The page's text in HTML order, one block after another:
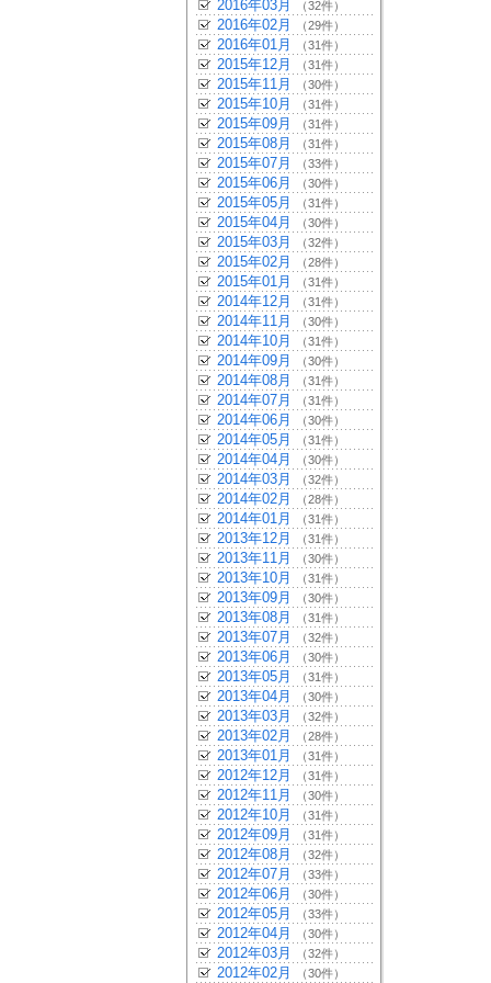
2016年03月 （32件）
2016年02月 （29件）
2016年01月 （31件）
2015年12月 （31件）
2015年11月 （30件）
2015年10月 （31件）
2015年09月 （31件）
2015年08月 （31件）
2015年07月 （33件）
2015年06月 （30件）
2015年05月 （31件）
2015年04月 （30件）
2015年03月 （32件）
2015年02月 （28件）
2015年01月 （31件）
2014年12月 （31件）
2014年11月 （30件）
2014年10月 （31件）
2014年09月 （30件）
2014年08月 （31件）
2014年07月 （31件）
2014年06月 （30件）
2014年05月 （31件）
2014年04月 （30件）
2014年03月 （32件）
2014年02月 （28件）
2014年01月 （31件）
2013年12月 （31件）
2013年11月 （30件）
2013年10月 （31件）
2013年09月 （30件）
2013年08月 （31件）
2013年07月 （32件）
2013年06月 （30件）
2013年05月 （31件）
2013年04月 （30件）
2013年03月 （32件）
2013年02月 （28件）
2013年01月 （31件）
2012年12月 （31件）
2012年11月 （30件）
2012年10月 （31件）
2012年09月 （31件）
2012年08月 （32件）
2012年07月 （33件）
2012年06月 （30件）
2012年05月 （33件）
2012年04月 （30件）
2012年03月 （32件）
2012年02月 （30件）